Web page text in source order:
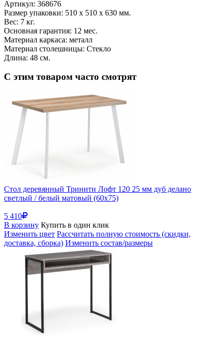
Артикул: 368676
Размер упаковки: 510 x 510 x 630 мм.
Вес: 7 кг.
Основная гарантия: 12 мес.
Материал каркаса: металл
Материал столешницы: Стекло
Длина: 48 см.
С этим товаром часто смотрят
Стол деревянный Тринити Лофт 120 25 мм дуб делано
светлый / белый матовый (60x75)
5 410
В корзину Купить в один клик
Изменить цвет Рассчитать полную стоимость (скидки,
доставка, сборка) Изменить состав/размеры